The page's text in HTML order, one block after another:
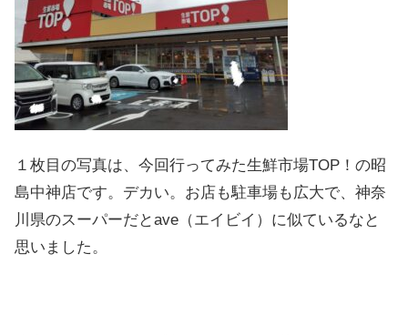
１枚目の写真は、今回行ってみた生鮮市場TOP！の昭
島中神店です。デカい。お店も駐車場も広大で、神奈
川県のスーパーだとave（エイビイ）に似ているなと
思いました。